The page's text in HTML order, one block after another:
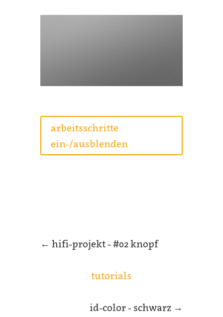
arbeitsschritte
ein-/ausblenden
← hifi-projekt - #02 knopf
tutorials
id-color - schwarz →